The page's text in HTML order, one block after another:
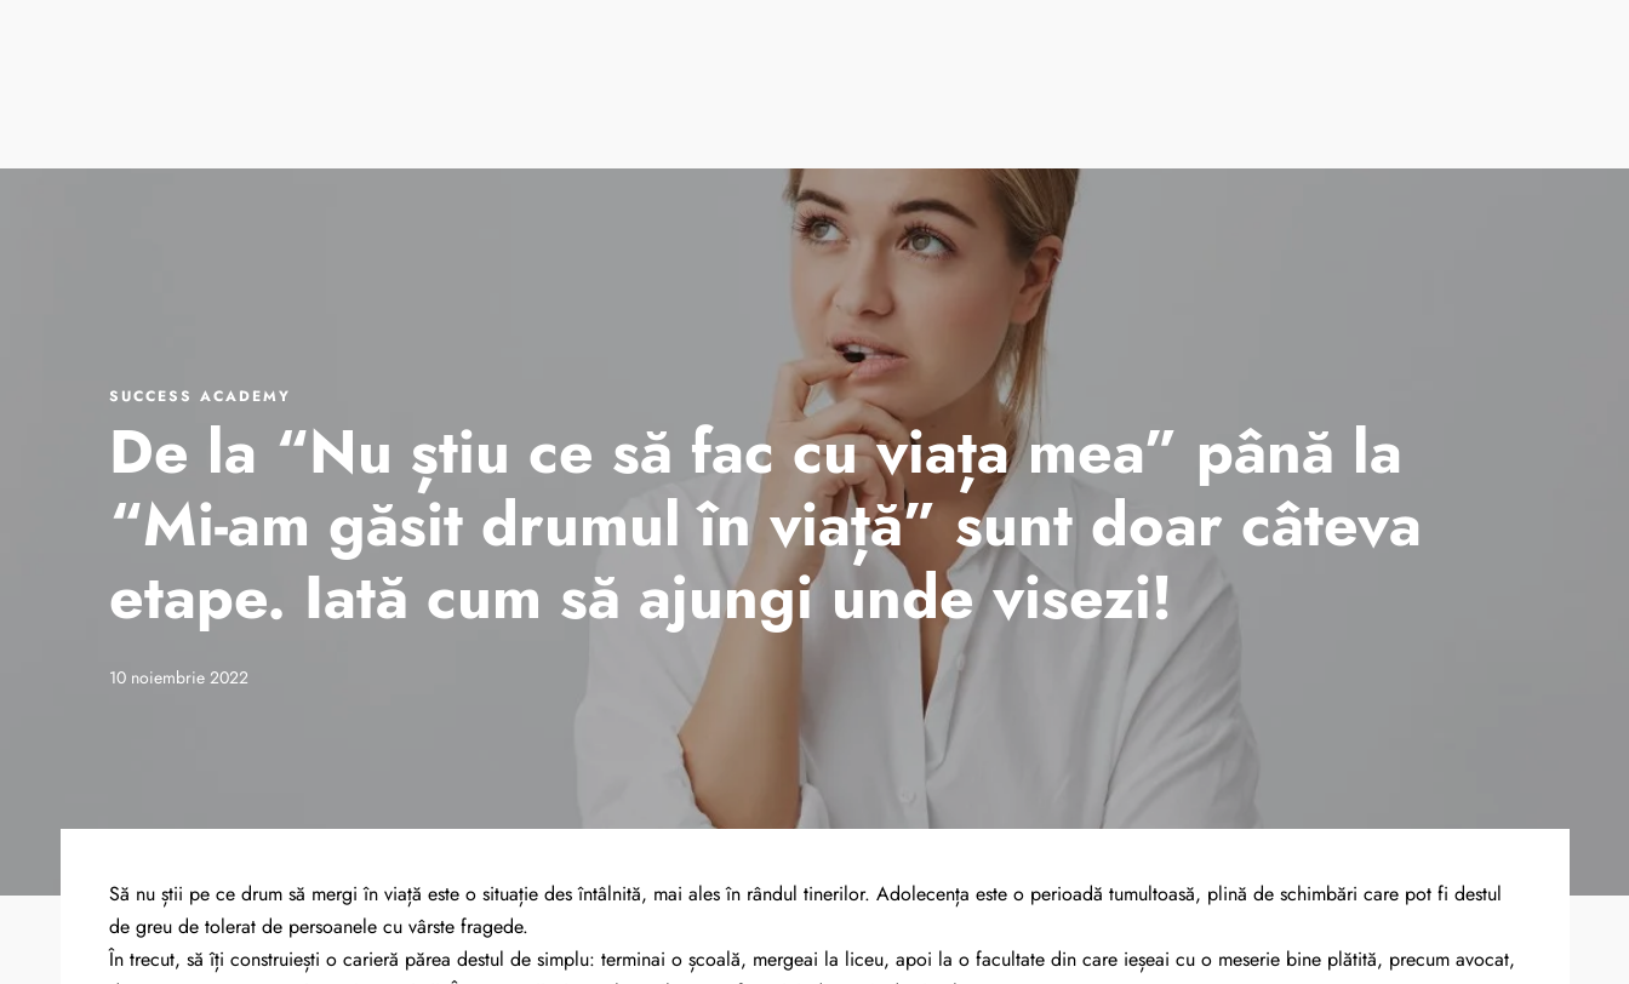
SUCCESS ACADEMY
De la “Nu știu ce să fac cu viața mea” până la
“Mi-am găsit drumul în viață” sunt doar câteva
etape. Iată cum să ajungi unde visezi!
10 noiembrie 2022
Să nu știi pe ce drum să mergi în viață este o situație des întâlnită, mai ales în rândul tinerilor. Adolecența este o perioadă tumultoasă, plină de schimbări care pot fi destul
de greu de tolerat de persoanele cu vârste fragede.
În trecut, să îți construiești o carieră părea destul de simplu: terminai o școală, mergeai la liceu, apoi la o facultate din care ieșeai cu o meserie bine plătită, precum avocat,